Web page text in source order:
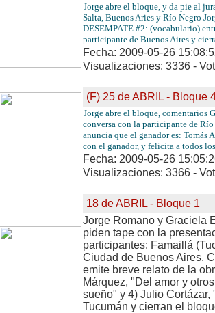
Jorge abre el bloque, y da pie al
Salta, Buenos Aries y Río Negro
DESEMPATE #2: (vocabulario)
participante de Buenos Aires y
Fecha: 2009-05-26
Visualizaciones: 3336 -
(F) 25 de ABRIL - Bloque
Jorge abre el bloque, comentarios
conversa con la participante de
anuncia que el ganador es: Tomás
con el ganador, y felicita a todos
Fecha: 2009-05-26
Visualizaciones: 3366 -
18 de ABRIL - Bloque 1
Jorge Romano y Graciela
piden tape con la
participantes: Famaillá
Ciudad de Buenos Aires.
emite breve relato de la
Márquez, "Del amor y
sueño" y 4) Julio
Tucumán y cierran el